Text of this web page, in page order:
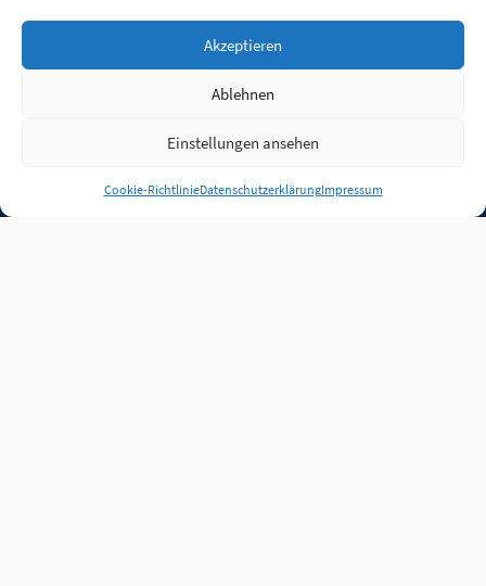
Akzeptieren
Ablehnen
Einstellungen ansehen
Cookie-RichtlinieDatenschutzerklärungImpressum
Anmelden
Jobs Partner FAQ Quellen